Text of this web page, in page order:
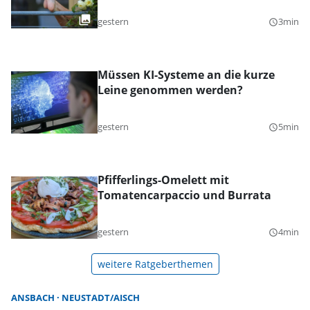
gestern query_builder3min
Müssen KI-Systeme an die kurze
Leine genommen werden?
gestern query_builder5min
Pfifferlings-Omelett mit
Tomatencarpaccio und Burrata
gestern query_builder4min
weitere Ratgeberthemen
ANSBACH NEUSTADT/AISCH